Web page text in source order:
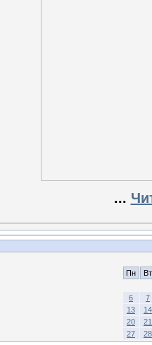
...
Пн Вт
6
7
13
14
20
21
27
28